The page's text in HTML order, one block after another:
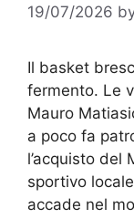
19/07/2026
Il basket
fermento. Le
Mauro
a poco fa
l’acquisto del
sportivo
accade nel